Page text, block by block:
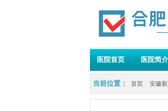
医院首页 医院简介
当前位置： 首页 安徽